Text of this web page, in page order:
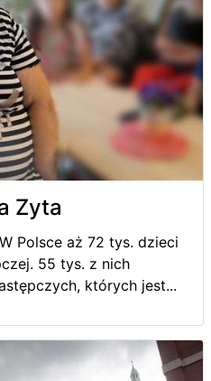
Zyta
Polsce aż 72 tys. dzieci
55 tys. z nich
których jest...